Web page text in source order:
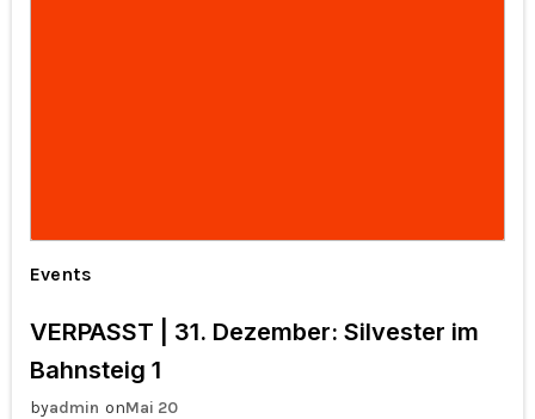
Events
VERPASST | 31. Dezember: Silvester im
Bahnsteig 1
byadmin onMai 20